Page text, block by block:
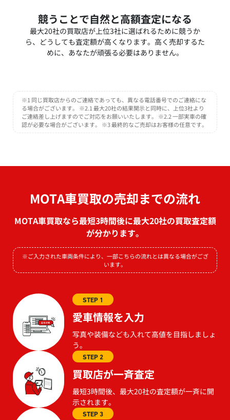
競うことで自然と高額査定になる
最大20社の買取店が上位3社に選ばれるために競うか
ら、どうしても査定額が高くなります。高く売却するた
めに、あなたが頑張る必要はありません。
※1 同じ買取店からのご連絡であっても、異なる電話番号でのご連絡にな
る場合がございます。 ※2.1 最大20社の結果開示と同時に、上位3社より
ご連絡差し上げますのでご対応をお願いいたします。 ※2.2 一部実車の確
認が必要な場合がございます。 ※3 最終的なご売却はお客様の任意です。
MOTA車買取の売却までの流れ
MOTA車買取なら最短3時間後に最大20社の買取査定額
が分かります。
※ご入力された車両条件により、一部こちらの流れとは異なる場合がござ
います。
STEP 1
愛車情報を入力
写真や装備なども入れて高値を目指しましょ
う。
STEP 2
買取店が一斉査定
最短3時間後、最大20社の査定額が一斉に開
示されます。
STEP 3